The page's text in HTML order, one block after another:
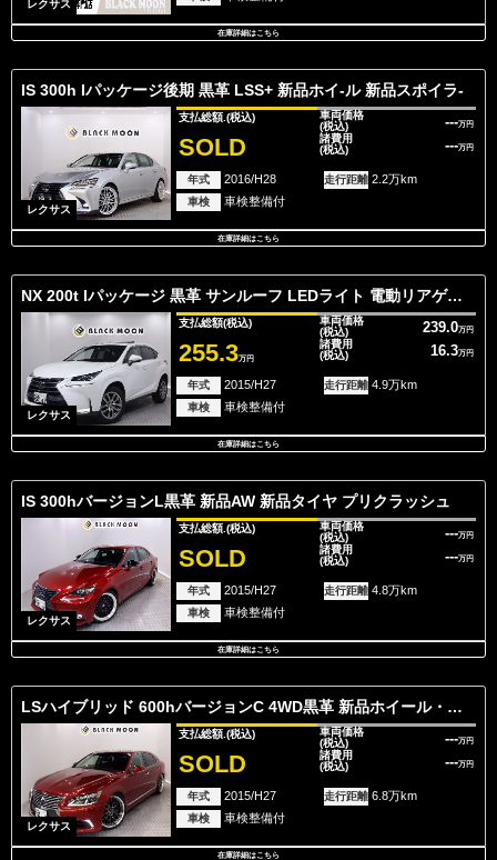
レクサス
在庫詳細はこちら
IS 300h Iパッケージ後期 黒革 LSS+ 新品ホイ-ル 新品スポイラ-
レクサス
支払総額. (税込)
SOLD
車両価格
(税込)
---万円
諸費用
(税込)
---万円
年式 2016/H28 走行距離 2.2万km
車検 車検整備付
在庫詳細はこちら
NX 200t Iパッケージ 黒革 サンルーフ LEDライト 電動リアゲート
レクサス
支払総額(税込)
255.3万円
車両価格
(税込)
239.0万円
諸費用
(税込)
16.3万円
年式 2015/H27 走行距離 4.9万km
車検 車検整備付
在庫詳細はこちら
IS 300hバージョンL黒革 新品AW 新品タイヤ プリクラッシュ
レクサス
支払総額. (税込)
SOLD
車両価格
(税込)
---万円
諸費用
(税込)
---万円
年式 2015/H27 走行距離 4.8万km
車検 車検整備付
在庫詳細はこちら
LSハイブリッド 600hバージョンC 4WD黒革 新品ホイール・タイヤ プリクラッシュ
レクサス
支払総額. (税込)
SOLD
車両価格
(税込)
---万円
諸費用
(税込)
---万円
年式 2015/H27 走行距離 6.8万km
車検 車検整備付
在庫詳細はこちら